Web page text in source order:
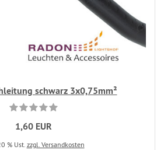
schwarz 3x0,75mm²
1,60 EUR
% Ust. zzgl. Versandkosten